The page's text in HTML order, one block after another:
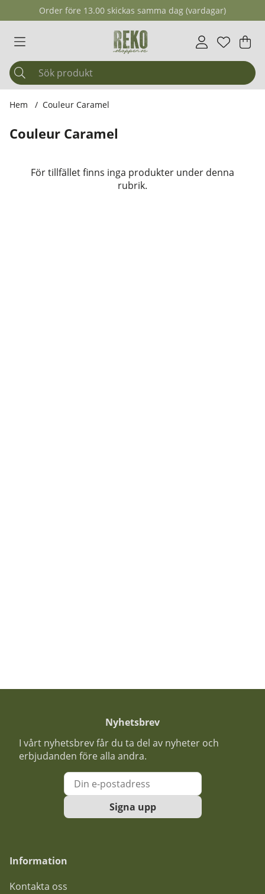
Order före 13.00 skickas samma dag (vardagar)
Antal i
. .
Hem Couleur Caramel
Couleur Caramel
Produkter
För tillfället finns inga produkter under denna
rubrik.
Nyhetsbrev
I vårt nyhetsbrev får du ta del av nyheter och
erbjudanden före alla andra.
Signa upp
Information
Kontakta oss